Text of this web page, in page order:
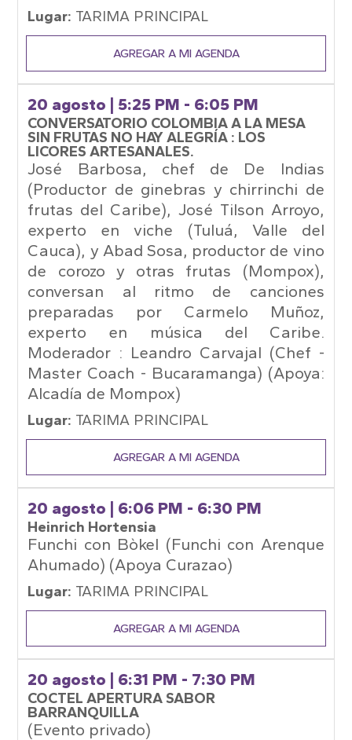
Lugar: TARIMA PRINCIPAL
AGREGAR A MI AGENDA
20 agosto | 5:25 PM - 6:05 PM
CONVERSATORIO COLOMBIA A LA MESA
SIN FRUTAS NO HAY ALEGRÍA : LOS
LICORES ARTESANALES.
José Barbosa, chef de De Indias
(Productor de ginebras y chirrinchi de
frutas del Caribe), José Tilson Arroyo,
experto en viche (Tuluá, Valle del
Cauca), y Abad Sosa, productor de vino
de corozo y otras frutas (Mompox),
conversan al ritmo de canciones
preparadas por Carmelo Muñoz,
experto en música del Caribe.
Moderador : Leandro Carvajal (Chef -
Master Coach - Bucaramanga) (Apoya:
Alcadía de Mompox)
Lugar: TARIMA PRINCIPAL
AGREGAR A MI AGENDA
20 agosto | 6:06 PM - 6:30 PM
Heinrich Hortensia
Funchi con Bòkel (Funchi con Arenque
Ahumado) (Apoya Curazao)
Lugar: TARIMA PRINCIPAL
AGREGAR A MI AGENDA
20 agosto | 6:31 PM - 7:30 PM
COCTEL APERTURA SABOR
BARRANQUILLA
(Evento privado)